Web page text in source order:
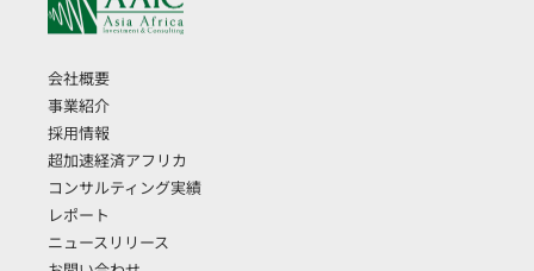
会社概要
事業紹介
採用情報
超加速経済アフリカ
コンサルティング実績
レポート
ニュースリリース